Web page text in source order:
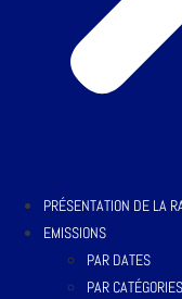
PRÉSENTATION DE LA
EMISSIONS
PAR DATES
PAR CATÉGORIES